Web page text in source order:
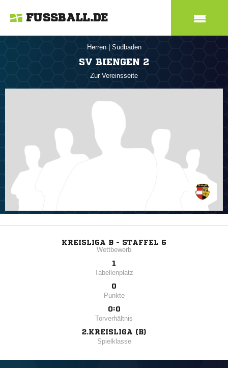
FUSSBALL.DE
Herren Südbaden
SV BIENGEN 2
Zur Vereinsseite
KREISLIGA B - STAFFEL 6
Wettbewerb
1
Tabellenplatz
0
Punkte
0:0
Torverhältnis
2.KREISLIGA (B)
Spielklasse